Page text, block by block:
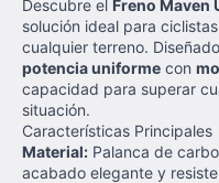
Descubre el Freno Maven
solución ideal para
cualquier terreno.
potencia uniforme con
capacidad para superar
situación.
Características Principales
Material: Palanca de
acabado elegante y